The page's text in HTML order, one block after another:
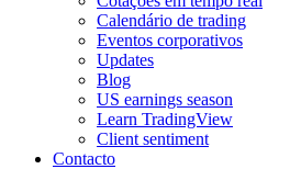
Calendário de trading
Eventos corporativos
Updates
Blog
US earnings season
Learn TradingView
Client sentiment
Contacto